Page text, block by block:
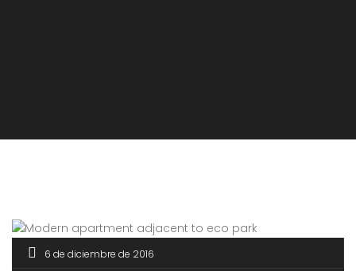
6 de diciembre de 2016